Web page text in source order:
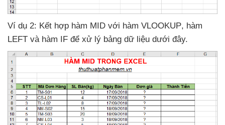
Ví dụ 2: Kết hợp hàm MID với hàm VLOOKUP, hàm
LEFT và hàm IF để xử lý bảng dữ liệu dưới đây.